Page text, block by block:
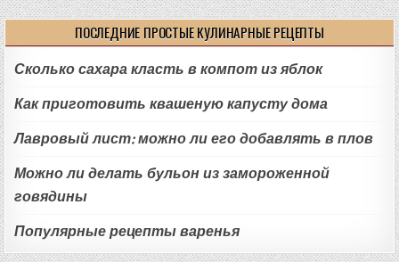
ПОСЛЕДНИЕ ПРОСТЫЕ КУЛИНАРНЫЕ РЕЦЕПТЫ
Сколько сахара класть в компот из яблок
Как приготовить квашеную капусту дома
Лавровый лист: можно ли его добавлять в плов
Можно ли делать бульон из замороженной
говядины
Популярные рецепты варенья